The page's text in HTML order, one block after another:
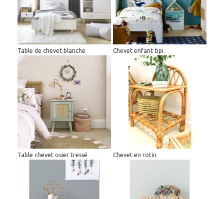
Table de chevet blanche Chevet enfant tipi
Table chevet osier tressé Chevet en rotin